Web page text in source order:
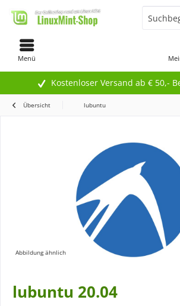
Kostenloser Versand ab € 50,-
Menü
Übersicht lubuntu
Abbildung ähnlich
lubuntu 20.04